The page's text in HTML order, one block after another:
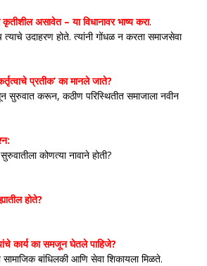
असावेत – या विधानावर भाष्य करा.
त्याचे उदाहरण होते. त्यांनी गोंधळ न करता समाजसेवा
प्रतीक’ का मानले जाते?
सुरुवात करून, कठीण परिस्थितीत समाजाला नवीन
कोणत्या नावाने होती?
होते?
यांचे कार्य का समजून घेतले पाहिजे?
सामाजिक बांधिलकी आणि सेवा शिकायला मिळते.